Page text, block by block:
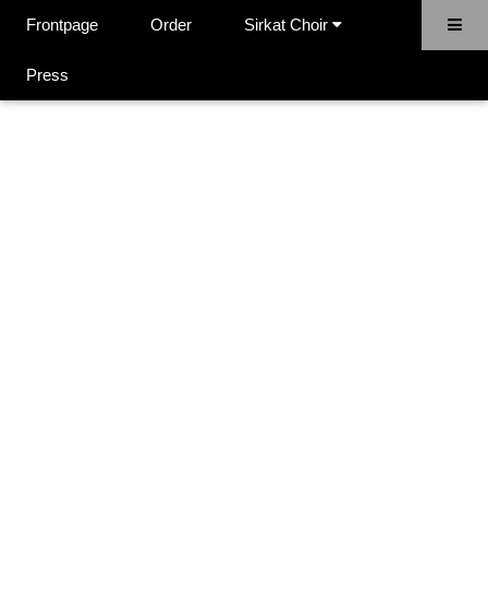
Frontpage Order Sirkat Choir
Press
Sidan hittas inte.